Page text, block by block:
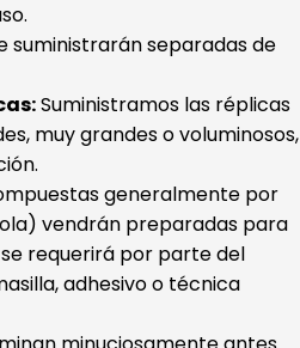
suministrarán separadas de
Suministramos las réplicas
muy grandes o voluminosos,
generalmente por
vendrán preparadas para
requerirá por parte del
adhesivo o técnica